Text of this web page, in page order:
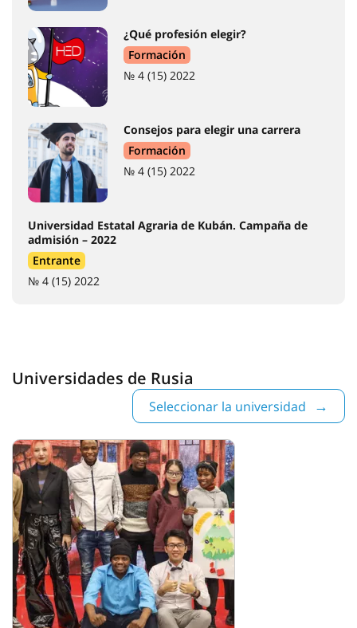
¿Qué profesión elegir?
Formación
№ 4 (15) 2022
Consejos para elegir una carrera
Formación
№ 4 (15) 2022
Universidad Estatal Agraria de Kubán. Campaña de
admisión – 2022
Entrante
№ 4 (15) 2022
Universidades de Rusia
Seleccionar la universidad